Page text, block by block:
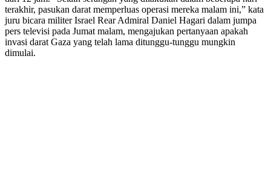
terakhir, pasukan darat memperluas operasi mereka malam ini,” kata
juru bicara militer Israel Rear Admiral Daniel Hagari dalam jumpa
pers televisi pada Jumat malam, mengajukan pertanyaan apakah
invasi darat Gaza yang telah lama ditunggu-tunggu mungkin
dimulai.